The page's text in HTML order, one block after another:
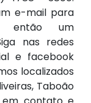
e-mail para
um
nas redes
e facebook
localizados
Taboão